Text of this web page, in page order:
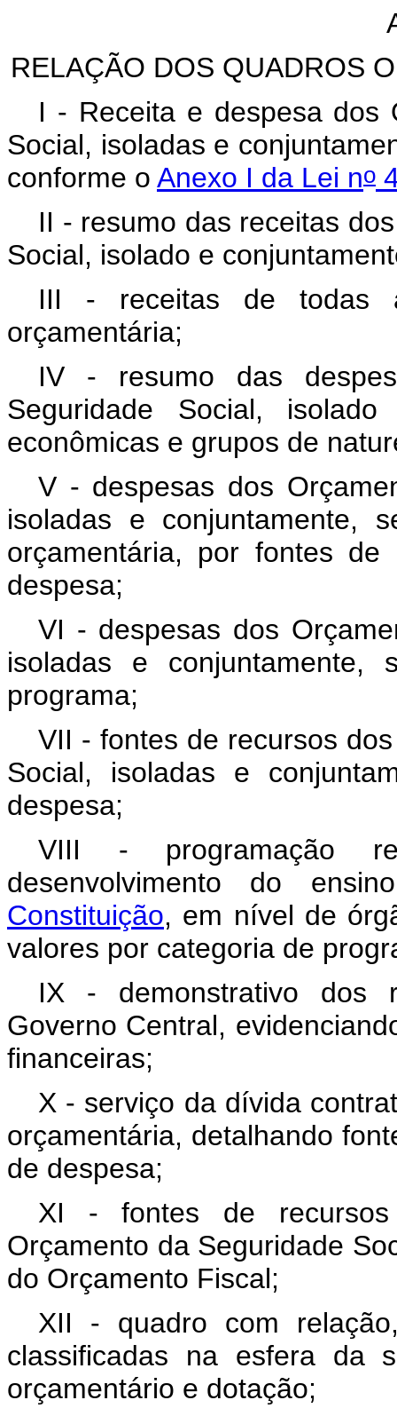
RELAÇÃO DOS QUADROS
I - Receita e despesa dos
Social, isoladas e
conforme o Anexo I da Lei no
II - resumo das receitas
Social, isolado e
III - receitas de todas
orçamentária;
IV - resumo das
Seguridade Social,
econômicas e grupos de
V - despesas dos
isoladas e conjuntamente,
orçamentária, por fontes
despesa;
VI - despesas dos
isoladas e
programa;
VII - fontes de recursos
Social, isoladas e
despesa;
VIII - programação
desenvolvimento do
Constituição, em nível de
valores por categoria de
IX - demonstrativo dos
Governo Central,
financeiras;
X - serviço da dívida
orçamentária, detalhando
de despesa;
XI - fontes de
Orçamento da Seguridade
do Orçamento Fiscal;
XII - quadro com
classificadas na esfera da
orçamentário e dotação;